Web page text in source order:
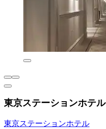
東京ステーションホテル
東京ステーションホテル